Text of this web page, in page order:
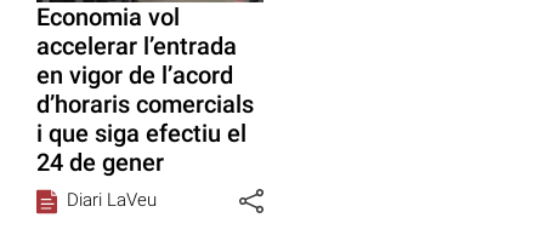
Economia vol
accelerar l’entrada
en vigor de l’acord
d’horaris comercials
i que siga efectiu el
24 de gener
Diari LaVeu